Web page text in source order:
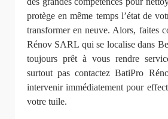
protège en même temps l’état de
transformer en neuve. Alors, faites
Rénov SARL qui se localise dans
toujours prêt à vous rendre
surtout pas contactez BatiPro
intervenir immédiatement pour
votre tuile.